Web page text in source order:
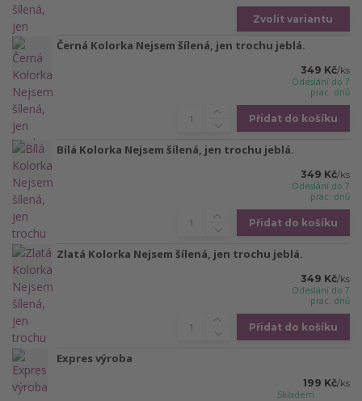
Zvolit variantu
Černá Kolorka Nejsem šílená, jen trochu jeblá.
349 Kč/ks
Odeslání do 7
prac. dnů
Přidat do košíku
Bílá Kolorka Nejsem šílená, jen trochu jeblá.
349 Kč/ks
Odeslání do 7
prac. dnů
Přidat do košíku
Zlatá Kolorka Nejsem šílená, jen trochu jeblá.
349 Kč/ks
Odeslání do 7
prac. dnů
Přidat do košíku
Expres výroba
199 Kč/ks
Skladem